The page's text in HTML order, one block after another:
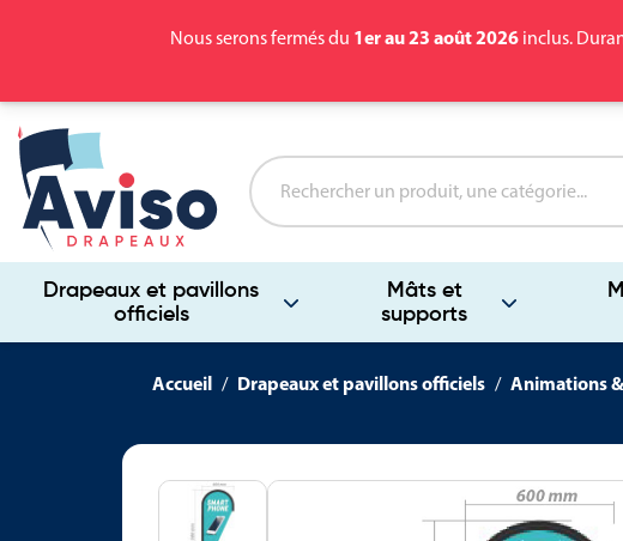
Nous serons fermés du 1er au 23 août 2026 inclus.
Drapeaux et pavillons
officiels
Mâts et
supports
Accueil Drapeaux et pavillons officiels Animations